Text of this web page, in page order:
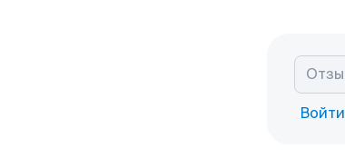
Войти